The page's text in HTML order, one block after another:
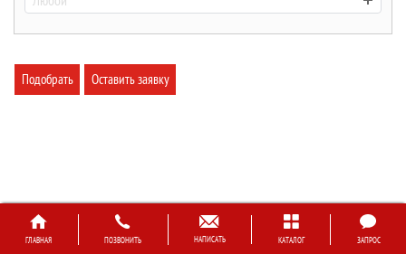
Подобрать Оставить заявку
ГЛАВНАЯ ПОЗВОНИТЬ НАПИСАТЬ КАТАЛОГ ЗАПРОС